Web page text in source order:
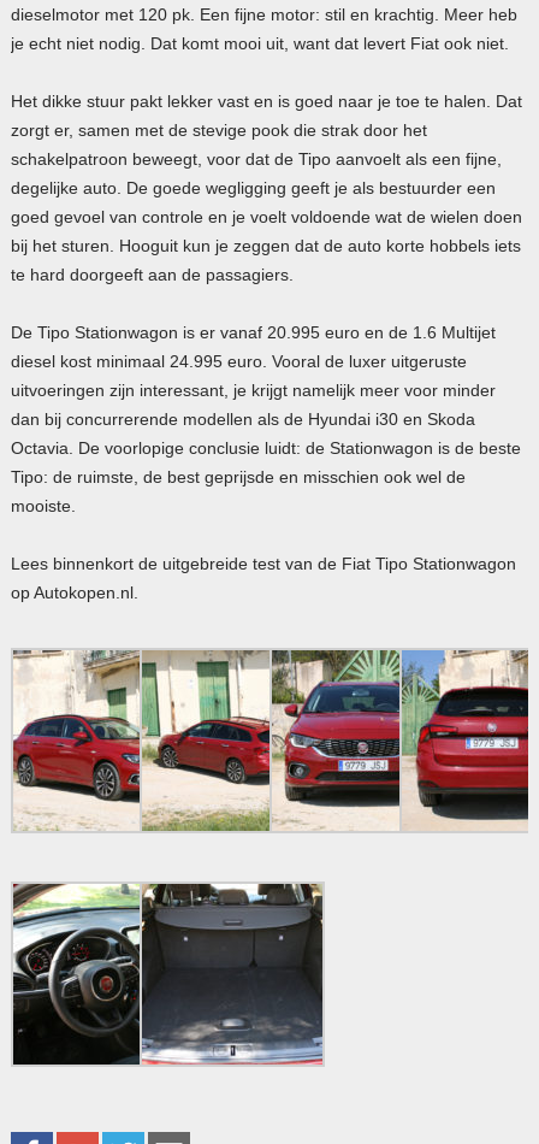
dieselmotor met 120 pk. Een fijne motor: stil en krachtig. Meer heb
je echt niet nodig. Dat komt mooi uit, want dat levert Fiat ook niet.
Het dikke stuur pakt lekker vast en is goed naar je toe te halen. Dat
zorgt er, samen met de stevige pook die strak door het
schakelpatroon beweegt, voor dat de Tipo aanvoelt als een fijne,
degelijke auto. De goede wegligging geeft je als bestuurder een
goed gevoel van controle en je voelt voldoende wat de wielen doen
bij het sturen. Hooguit kun je zeggen dat de auto korte hobbels iets
te hard doorgeeft aan de passagiers.
De Tipo Stationwagon is er vanaf 20.995 euro en de 1.6 Multijet
diesel kost minimaal 24.995 euro. Vooral de luxer uitgeruste
uitvoeringen zijn interessant, je krijgt namelijk meer voor minder
dan bij concurrerende modellen als de Hyundai i30 en Skoda
Octavia. De voorlopige conclusie luidt: de Stationwagon is de beste
Tipo: de ruimste, de best geprijsde en misschien ook wel de
mooiste.
Lees binnenkort de uitgebreide test van de Fiat Tipo Stationwagon
op Autokopen.nl.